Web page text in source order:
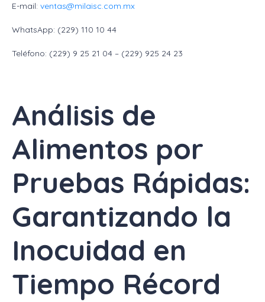
E-mail: ventas@milaisc.com.mx
WhatsApp: (229) 110 10 44
Teléfono: (229) 9 25 21 04 – (229) 925 24 23
Análisis de
Alimentos por
Pruebas Rápidas:
Garantizando la
Inocuidad en
Tiempo Récord